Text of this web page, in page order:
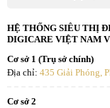
HỆ THỐNG SIÊU THỊ
DIGICARE VIỆT NAM
Cơ sở 1 (Trụ sở chính)
Địa chỉ: 435 Giải Phóng,
Cơ sở 2